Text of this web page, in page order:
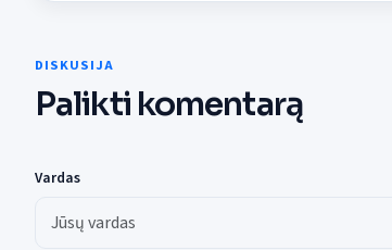
DISKUSIJA
Palikti komentarą
Vardas